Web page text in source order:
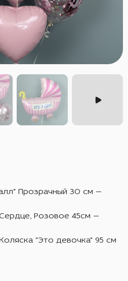
Прозрачный 30 см —
Розовое 45см —
"Это девочка" 95 см